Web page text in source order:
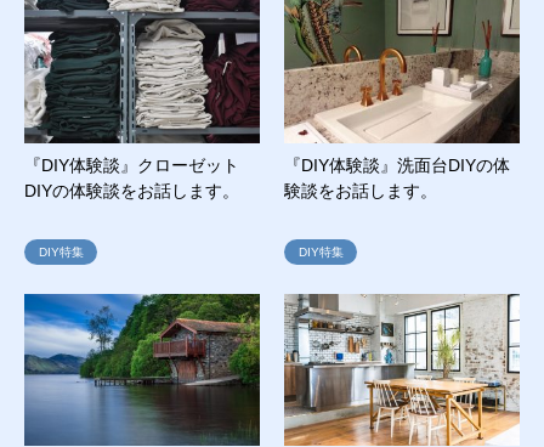
『DIY体験談』クローゼット
DIYの体験談をお話します。
DIY特集
『DIY体験談』洗面台DIYの体
験談をお話します。
DIY特集